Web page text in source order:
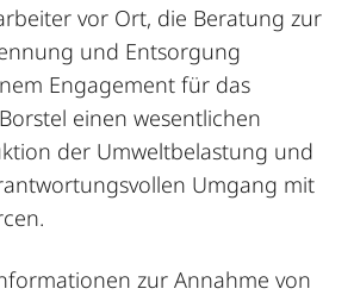
vor Ort, die Beratung zur
und Entsorgung
Engagement für das
einen wesentlichen
der Umweltbelastung und
Umgang mit
zur Annahme von